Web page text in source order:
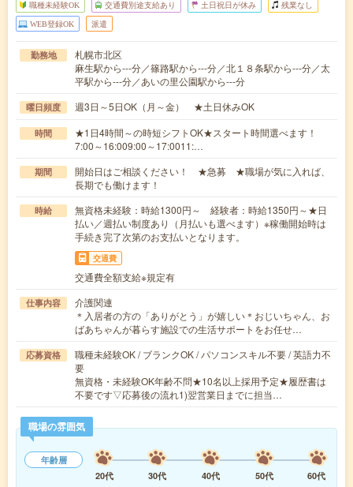
職種未経験OK 交通費別途支給あり 土日祝日が休み 残業なし
WEB登録OK 派遣
勤務地
札幌市北区
麻生駅から---分／篠路駅から---分／北１８条駅から---分／太
平駅から---分／あいの里公園駅から---分
曜日頻度 週3日～5日OK（月～金） ★土日休みOK
時間
★1日4時間～の時短シフトOK★スタート時間選べます！
7:00～16:009:00～17:0011:…
期間
開始日はご相談ください！ ★急募 ★職場が気に入れば、
長期でも働けます！
時給
無資格未経験：時給1300円～ 経験者：時給1350円～★日
払い／週払い制度あり（月払いも選べます）※稼働開始時は
手続き完了次第のお支払いとなります。
交通費
交通費全額支給※規定有
仕事内容
介護関連
＊入居者の方の「ありがとう」が嬉しい＊おじいちゃん、お
ばあちゃんが暮らす施設での生活サポートをお任せ…
応募資格
職種未経験OK / ブランクOK / パソコンスキル不要 / 英語力不
要
無資格・未経験OK年齢不問★10名以上採用予定★履歴書は
不要です▽応募後の流れ1)翌営業日までに担当…
職場の雰囲気
年齢層
20代
30代 40代 50代
60代